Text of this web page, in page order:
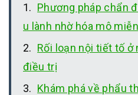
Phương pháp chẩn
u lành nhờ hóa mô
Rối loạn nội tiết tố
điều trị
Khám phá về phẩu